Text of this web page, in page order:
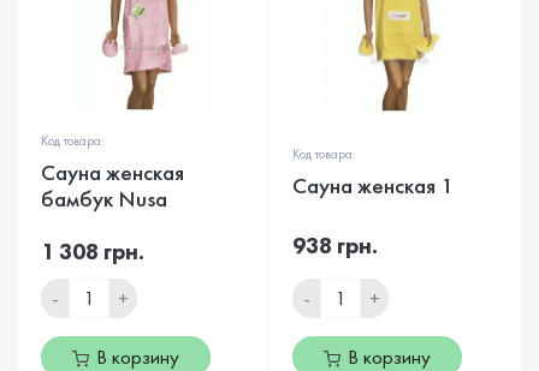
Код товара:
Сауна женская
бамбук Nusa
1 308 грн.
- +
В корзину
Код товара:
Сауна женская 1
938 грн.
- +
В корзину